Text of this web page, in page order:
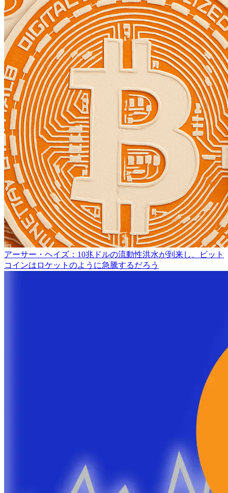
アーサー・ヘイズ：10兆ドルの流動性洪水が到来し、ビット
コインはロケットのように急騰するだろう